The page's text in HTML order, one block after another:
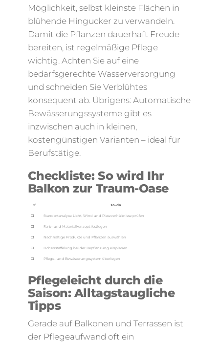
Möglichkeit, selbst kleinste Flächen in
blühende Hingucker zu verwandeln.
Damit die Pflanzen dauerhaft Freude
bereiten, ist regelmäßige Pflege
wichtig. Achten Sie auf eine
bedarfsgerechte Wasserversorgung
und schneiden Sie Verblühtes
konsequent ab. Übrigens: Automatische
Bewässerungssysteme gibt es
inzwischen auch in kleinen,
kostengünstigen Varianten – ideal für
Berufstätige.
Checkliste: So wird Ihr
Balkon zur Traum-Oase
✅ To-do
⬜ Standortanalyse: Licht, Wind und Platzverhältnisse prüfen
⬜ Farb- und Materialkonzept festlegen
⬜ Nachhaltige Produkte und Pflanzen auswählen
⬜ Höhenstaffelung bei der Bepflanzung einplanen
⬜ Pflege- und Bewässerungssystem überlegen
Pflegeleicht durch die
Saison: Alltagstaugliche
Tipps
Gerade auf Balkonen und Terrassen ist
der Pflegeaufwand oft ein